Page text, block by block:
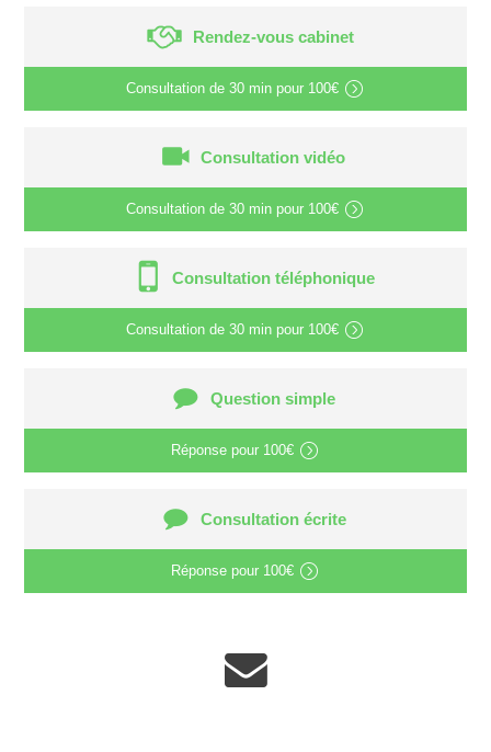
Rendez-vous cabinet
Consultation de 30 min pour 100€
Consultation vidéo
Consultation de 30 min pour 100€
Consultation téléphonique
Consultation de 30 min pour 100€
Question simple
Réponse pour 100€
Consultation écrite
Réponse pour 100€